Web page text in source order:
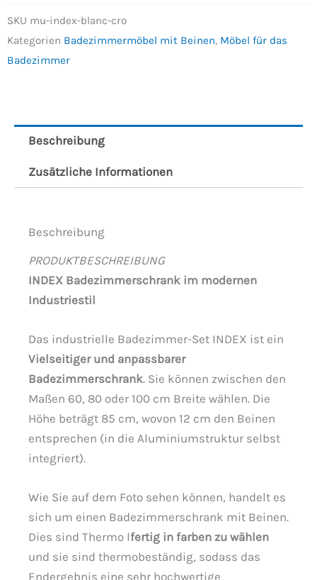
SKU mu-index-blanc-cro
Kategorien Badezimmermöbel mit Beinen, Möbel für das
Badezimmer
Beschreibung
Zusätzliche Informationen
Beschreibung
PRODUKTBESCHREIBUNG
INDEX Badezimmerschrank im modernen
Industriestil
Das industrielle Badezimmer-Set INDEX ist ein
Vielseitiger und anpassbarer
Badezimmerschrank. Sie können zwischen den
Maßen 60, 80 oder 100 cm Breite wählen. Die
Höhe beträgt 85 cm, wovon 12 cm den Beinen
entsprechen (in die Aluminiumstruktur selbst
integriert).
Wie Sie auf dem Foto sehen können, handelt es
sich um einen Badezimmerschrank mit Beinen.
Dies sind Thermo lfertig in farben zu wählen
und sie sind thermobeständig, sodass das
Endergebnis eine sehr hochwertige